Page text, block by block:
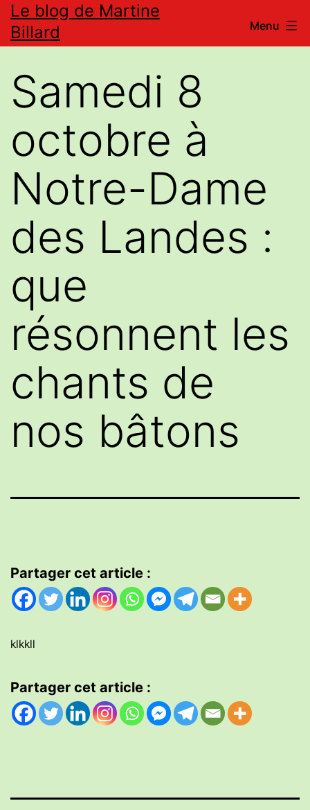
Aller
au
Le blog de Martine
Billard
Menu
Samedi 8
octobre à
Notre-Dame
des Landes :
que
résonnent les
chants de
nos bâtons
Partager cet article :
klkkll
Partager cet article :